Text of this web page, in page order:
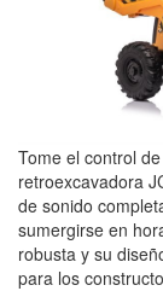
Tome el control
retroexcavadora
de sonido
sumergirse en
robusta y su
para los